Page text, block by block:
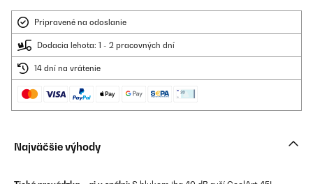
Pripravené na odoslanie
Dodacia lehota: 1 - 2 pracovných dní
14 dní na vrátenie
Najväčšie výhody